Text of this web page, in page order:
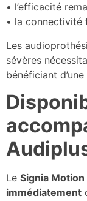
• l’efficacité
• la connectivité
Les
sévères
bénéficiant
Le Signia Motion
immédiatement